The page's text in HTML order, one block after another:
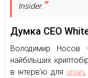
Insider.
Думка CEO
Володимир Носов
найбільших
в інтерв’ю для unian